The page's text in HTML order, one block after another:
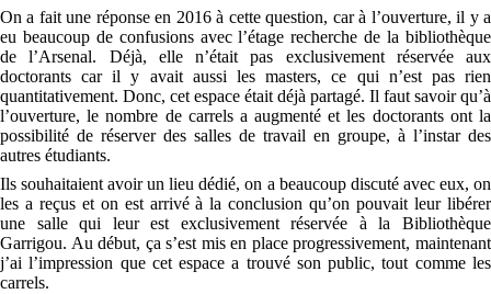
On a fait une réponse en 2016 à cette question, car à l’ouverture, il y a
eu beaucoup de confusions avec l’étage recherche de la bibliothèque
de l’Arsenal. Déjà, elle n’était pas exclusivement réservée aux
doctorants car il y avait aussi les masters, ce qui n’est pas rien
quantitativement. Donc, cet espace était déjà partagé. Il faut savoir qu’à
l’ouverture, le nombre de carrels a augmenté et les doctorants ont la
possibilité de réserver des salles de travail en groupe, à l’instar des
autres étudiants.
Ils souhaitaient avoir un lieu dédié, on a beaucoup discuté avec eux, on
les a reçus et on est arrivé à la conclusion qu’on pouvait leur libérer
une salle qui leur est exclusivement réservée à la Bibliothèque
Garrigou. Au début, ça s’est mis en place progressivement, maintenant
j’ai l’impression que cet espace a trouvé son public, tout comme les
carrels.